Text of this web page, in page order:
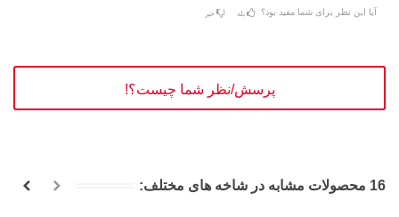
آیا این نظر برای شما مفید بود؟ بله خیر
پرسش/نظر شما چیست؟!
16 محصولات مشابه در شاخه های مختلف: